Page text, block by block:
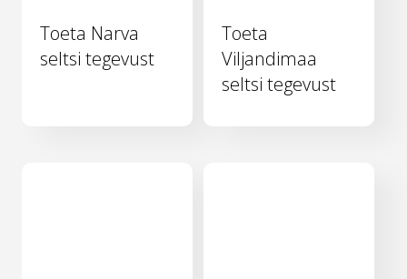
Toeta Narva
seltsi tegevust
Toeta
Viljandimaa
seltsi tegevust